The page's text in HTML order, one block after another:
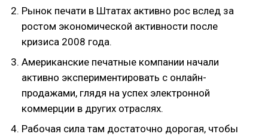
Рынок печати в Штатах активно рос вслед за
ростом экономической активности после
кризиса 2008 года.
Американские печатные компании начали
активно экспериментировать с онлайн-
продажами, глядя на успех электронной
коммерции в других отраслях.
Рабочая сила там достаточно дорогая, чтобы